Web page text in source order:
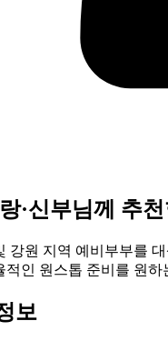
·신부님께 추
강원 지역 예비부부를
적인 원스톱 준비를 원
보